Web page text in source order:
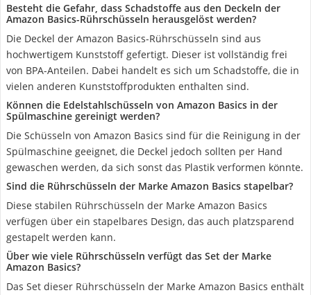
Besteht die Gefahr, dass Schadstoffe aus den Deckeln der
Amazon Basics-Rührschüsseln herausgelöst werden?
Die Deckel der Amazon Basics-Rührschüsseln sind aus
hochwertigem Kunststoff gefertigt. Dieser ist vollständig frei
von BPA-Anteilen. Dabei handelt es sich um Schadstoffe, die in
vielen anderen Kunststoffprodukten enthalten sind.
Können die Edelstahlschüsseln von Amazon Basics in der
Spülmaschine gereinigt werden?
Die Schüsseln von Amazon Basics sind für die Reinigung in der
Spülmaschine geeignet, die Deckel jedoch sollten per Hand
gewaschen werden, da sich sonst das Plastik verformen könnte.
Sind die Rührschüsseln der Marke Amazon Basics stapelbar?
Diese stabilen Rührschüsseln der Marke Amazon Basics
verfügen über ein stapelbares Design, das auch platzsparend
gestapelt werden kann.
Über wie viele Rührschüsseln verfügt das Set der Marke
Amazon Basics?
Das Set dieser Rührschüsseln der Marke Amazon Basics enthält